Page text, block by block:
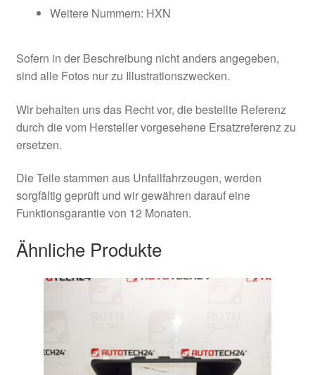
Weitere Nummern: HXN
Sofern in der Beschreibung nicht anders angegeben,
sind alle Fotos nur zu Illustrationszwecken.
Wir behalten uns das Recht vor, die bestellte Referenz
durch die vom Hersteller vorgesehene Ersatzreferenz zu
ersetzen.
Die Teile stammen aus Unfallfahrzeugen, werden
sorgfältig geprüft und wir gewähren darauf eine
Funktionsgarantie von 12 Monaten.
Ähnliche Produkte